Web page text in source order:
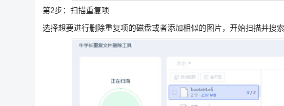
第2步：扫描重复项
选择想要进行删除重复项的磁盘或者添加相似的图片，开始扫描并搜